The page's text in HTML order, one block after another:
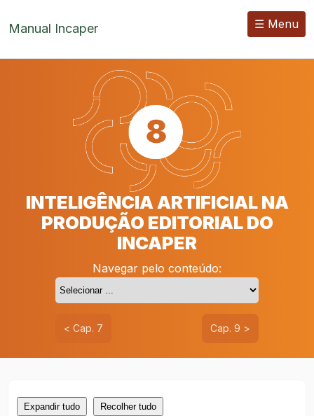
Manual Incaper ☰ Menu
INTELIGÊNCIA ARTIFICIAL NA
PRODUÇÃO EDITORIAL DO
INCAPER
Navegar pelo conteúdo:
< Cap. 7 Cap. 9 >
Expandir tudo Recolher tudo